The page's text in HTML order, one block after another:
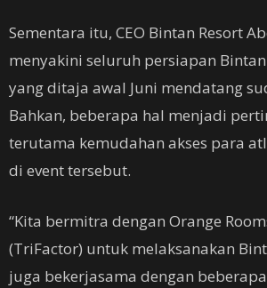
Sementara itu, CEO Bintan Resort
menyakini seluruh persiapan
yang ditaja awal Juni mendatang
Bahkan, beberapa hal menjadi
terutama kemudahan akses para
di event tersebut.
“Kita bermitra dengan Orange
(TriFactor) untuk melaksanakan
juga bekerjasama dengan